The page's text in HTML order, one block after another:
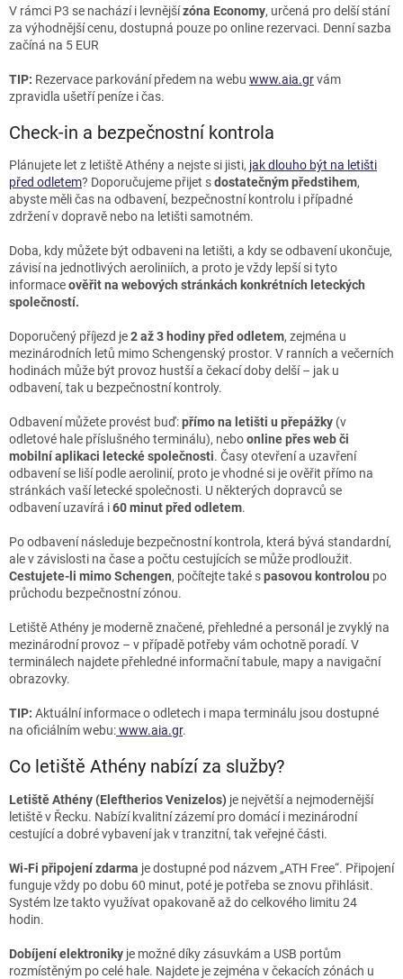
V rámci P3 se nachází i levnějšízóna Economy, určená pro delší stání
za výhodnější cenu, dostupná pouze po online rezervaci. Denní sazba
začíná na 5 EUR
TIP: Rezervace parkování předem na webu www.aia.grvám
zpravidla ušetří peníze i čas.
Check-in a bezpečnostní kontrola
Plánujete let z letiště Athény a nejste si jisti, jak dlouho být na letišti
před odletem? Doporučujeme přijet sdostatečným předstihem,
abyste měli čas na odbavení, bezpečnostní kontrolu i případné
zdržení v dopravě nebo na letišti samotném.
Doba, kdy můžete být odbaveni na letišti, a kdy se odbavení ukončuje,
závisí na jednotlivých aeroliniích, a proto je vždy lepší si tyto
informaceověřit na webových stránkách konkrétních leteckých
společností.
Doporučený příjezd je2 až 3 hodiny před odletem, zejména u
mezinárodních letů mimo Schengenský prostor. V ranních a večerních
hodinách může být provoz hustší a čekací doby delší –⁠ jak u
odbavení, tak u bezpečnostní kontroly.
Odbavení můžete provést buď:přímo na letišti u přepážky (v
odletové hale příslušného terminálu), neboonline přes web či
mobilní aplikaci letecké společnosti. Časy otevření a uzavření
odbavení se liší podle aerolinií, proto je vhodné si je ověřit přímo na
stránkách vaší letecké společnosti. U některých dopravců se
odbavení uzavírá i60 minut před odletem.
Po odbavení následuje bezpečnostní kontrola, která bývá standardní,
ale v závislosti na čase a počtu cestujících se může prodloužit.
Cestujete-li mimo Schengen, počítejte také spasovou kontrolou po
průchodu bezpečnostní zónou.
Letiště Athény je moderně značené, přehledné a personál je zvyklý na
mezinárodní provoz – v případě potřeby vám ochotně poradí. V
terminálech najdete přehledné informační tabule, mapy a navigační
obrazovky.
TIP: Aktuální informace o odletech i mapa terminálu jsou dostupné
na oficiálním webu:www.aia.gr.
Co letiště Athény nabízí za služby?
Letiště Athény (Eleftherios Venizelos) je největší a nejmodernější
letiště v Řecku. Nabízí kvalitní zázemí pro domácí i mezinárodní
cestující a dobré vybavení jak v tranzitní, tak veřejné části.
Wi-Fi připojení zdarma je dostupné pod názvem „ATH Free“. Připojení
funguje vždy po dobu 60 minut, poté je potřeba se znovu přihlásit.
Systém lze takto využívat opakovaně až do celkového limitu 24
hodin.
Dobíjení elektroniky je možné díky zásuvkám a USB portům
rozmístěným po celé hale. Najdete je zejména v čekacích zónách u